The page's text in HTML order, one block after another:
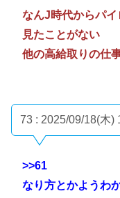
なんJ時代からパ
見たことがない
他の高給取りの仕
73 : 2025/09/18(木)
>>61
なり方とかようわ